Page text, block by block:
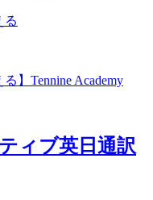
る
】Tennine Academy
ィブ英日通訳